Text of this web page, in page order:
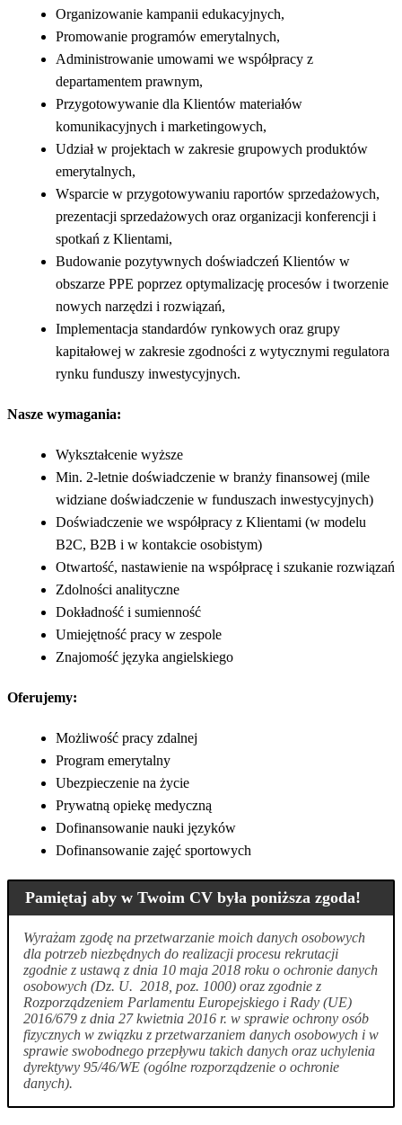
Organizowanie kampanii edukacyjnych,
Promowanie programów emerytalnych,
Administrowanie umowami we współpracy z
departamentem prawnym,
Przygotowywanie dla Klientów materiałów
komunikacyjnych i marketingowych,
Udział w projektach w zakresie grupowych produktów
emerytalnych,
Wsparcie w przygotowywaniu raportów sprzedażowych,
prezentacji sprzedażowych oraz organizacji konferencji i
spotkań z Klientami,
Budowanie pozytywnych doświadczeń Klientów w
obszarze PPE poprzez optymalizację procesów i tworzenie
nowych narzędzi i rozwiązań,
Implementacja standardów rynkowych oraz grupy
kapitałowej w zakresie zgodności z wytycznymi regulatora
rynku funduszy inwestycyjnych.
Nasze wymagania:
Wykształcenie wyższe
Min. 2-letnie doświadczenie w branży finansowej (mile
widziane doświadczenie w funduszach inwestycyjnych)
Doświadczenie we współpracy z Klientami (w modelu
B2C, B2B i w kontakcie osobistym)
Otwartość, nastawienie na współpracę i szukanie rozwiązań
Zdolności analityczne
Dokładność i sumienność
Umiejętność pracy w zespole
Znajomość języka angielskiego
Oferujemy:
Możliwość pracy zdalnej
Program emerytalny
Ubezpieczenie na życie
Prywatną opiekę medyczną
Dofinansowanie nauki języków
Dofinansowanie zajęć sportowych
Pamiętaj aby w Twoim CV była poniższa zgoda!
Wyrażam zgodę na przetwarzanie moich danych osobowych
dla potrzeb niezbędnych do realizacji procesu rekrutacji
zgodnie z ustawą z dnia 10 maja 2018 roku o ochronie danych
osobowych (Dz. U. 2018, poz. 1000) oraz zgodnie z
Rozporządzeniem Parlamentu Europejskiego i Rady (UE)
2016/679 z dnia 27 kwietnia 2016 r. w sprawie ochrony osób
fizycznych w związku z przetwarzaniem danych osobowych i w
sprawie swobodnego przepływu takich danych oraz uchylenia
dyrektywy 95/46/WE (ogólne rozporządzenie o ochronie
danych).